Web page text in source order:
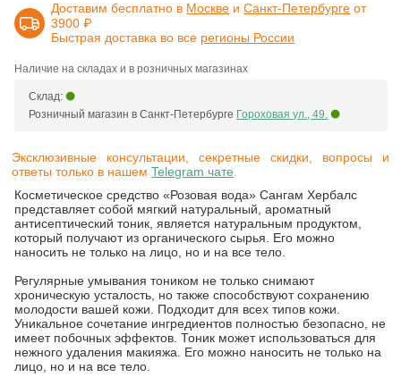
Доставим бесплатно в Москве иСанкт-Петербурге от
3900 ₽
Быстрая доставка во все регионы России
Наличие на складах и в розничных магазинах
Склад:
Розничный магазин в Санкт-Петербурге Гороховая ул., 49.
Эксклюзивные консультации, секретные скидки, вопросы и
ответы только в нашемTelegram чате
Косметическое средство «Розовая вода» Сангам Хербалс
представляет собой мягкий натуральный, ароматный
антисептический тоник, является натуральным продуктом,
который получают из органического сырья. Его можно
наносить не только на лицо, но и на все тело.
Регулярные умывания тоником не только снимают
хроническую усталость, но также способствуют сохранению
молодости вашей кожи. Подходит для всех типов кожи.
Уникальное сочетание ингредиентов полностью безопасно, не
имеет побочных эффектов. Тоник может использоваться для
нежного удаления макияжа. Его можно наносить не только на
лицо, но и на все тело.